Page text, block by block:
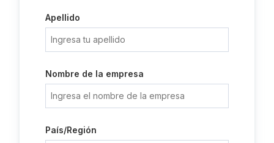
Apellido
Nombre de la empresa
País/Región